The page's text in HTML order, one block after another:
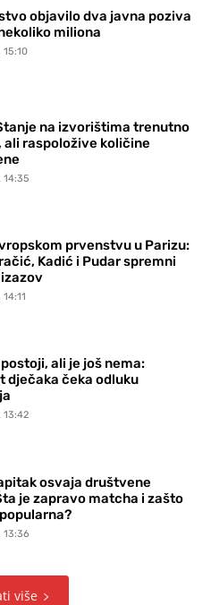
objavilo dva javna poziva
miliona
15:10
na izvorištima trenutno
ali raspoložive količine
14:35
prvenstvu u Parizu:
Kadić i Pudar spremni
ali je još nema:
dječaka čeka odluku
13:42
osvaja društvene
je zapravo matcha i zašto
13:36
više